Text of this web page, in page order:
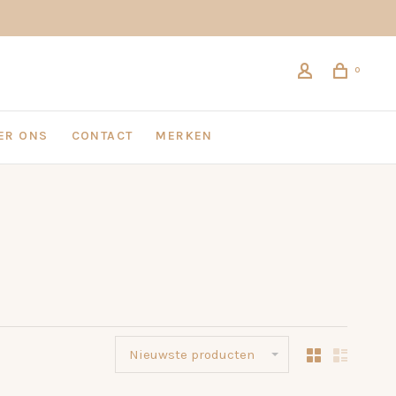
0
ONS CONTACT MERKEN
Nieuwste producten